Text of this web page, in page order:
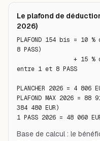
Le plafond de
2026)
PLAFOND 154 bis = 10
8 PASS)
entre 1 et 8 PASS
PLANCHER 2026 = 4
PLAFOND MAX 2026 =
384 480 EUR)
1 PASS 2026 = 48 060
Base de calcul : le